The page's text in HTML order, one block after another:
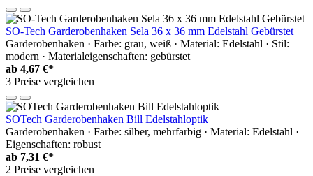
SO-Tech Garderobenhaken Sela 36 x 36 mm Edelstahl Gebürstet
Garderobenhaken · Farbe: grau, weiß · Material: Edelstahl · Stil:
modern · Materialeigenschaften: gebürstet
ab 4,67 €*
3 Preise vergleichen
SOTech Garderobenhaken Bill Edelstahloptik
Garderobenhaken · Farbe: silber, mehrfarbig · Material: Edelstahl ·
Eigenschaften: robust
ab 7,31 €*
2 Preise vergleichen